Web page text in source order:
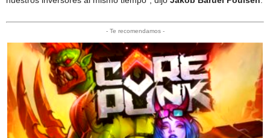
- Te recomendamos -